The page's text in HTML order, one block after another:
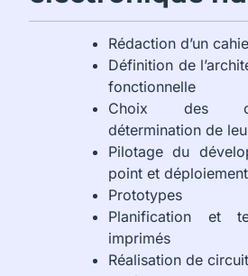
Rédaction d’un
Définition de
fonctionnelle
Choix des
détermination de
Pilotage du
point et
Prototypes
Planification et
imprimés
Réalisation de